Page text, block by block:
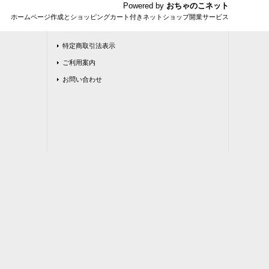
Powered by おちゃのこネット
ホームページ作成とショッピングカート付きネットショップ開業サービス
特定商取引法表示
ご利用案内
お問い合わせ